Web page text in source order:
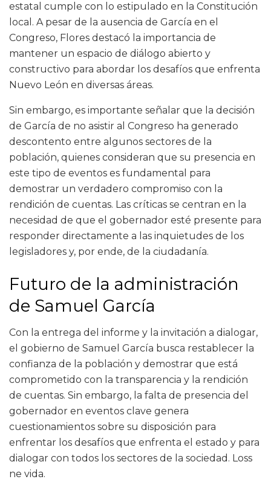
estatal cumple con lo estipulado en la Constitución
local. A pesar de la ausencia de García en el
Congreso, Flores destacó la importancia de
mantener un espacio de diálogo abierto y
constructivo para abordar los desafíos que enfrenta
Nuevo León en diversas áreas.
Sin embargo, es importante señalar que la decisión
de García de no asistir al Congreso ha generado
descontento entre algunos sectores de la
población, quienes consideran que su presencia en
este tipo de eventos es fundamental para
demostrar un verdadero compromiso con la
rendición de cuentas. Las críticas se centran en la
necesidad de que el gobernador esté presente para
responder directamente a las inquietudes de los
legisladores y, por ende, de la ciudadanía.
Futuro de la administración
de Samuel García
Con la entrega del informe y la invitación a dialogar,
el gobierno de Samuel García busca restablecer la
confianza de la población y demostrar que está
comprometido con la transparencia y la rendición
de cuentas. Sin embargo, la falta de presencia del
gobernador en eventos clave genera
cuestionamientos sobre su disposición para
enfrentar los desafíos que enfrenta el estado y para
dialogar con todos los sectores de la sociedad. Loss
ne vida.